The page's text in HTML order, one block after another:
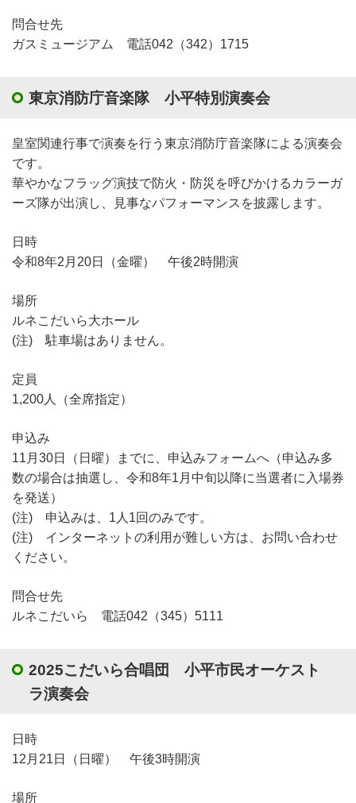
問合せ先
ガスミュージアム 電話042（342）1715
東京消防庁音楽隊 小平特別演奏会
皇室関連行事で演奏を行う東京消防庁音楽隊による演奏会
です。
華やかなフラッグ演技で防火・防災を呼びかけるカラーガ
ーズ隊が出演し、見事なパフォーマンスを披露します。
日時
令和8年2月20日（金曜） 午後2時開演
場所
ルネこだいら大ホール
(注) 駐車場はありません。
定員
1,200人（全席指定）
申込み
11月30日（日曜）までに、申込みフォームへ（申込み多
数の場合は抽選し、令和8年1月中旬以降に当選者に入場券
を発送）
(注) 申込みは、1人1回のみです。
(注) インターネットの利用が難しい方は、お問い合わせ
ください。
問合せ先
ルネこだいら 電話042（345）5111
2025こだいら合唱団 小平市民オーケスト
ラ演奏会
日時
12月21日（日曜） 午後3時開演
場所